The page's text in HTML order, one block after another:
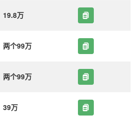
19.8万
两个99万
两个99万
39万